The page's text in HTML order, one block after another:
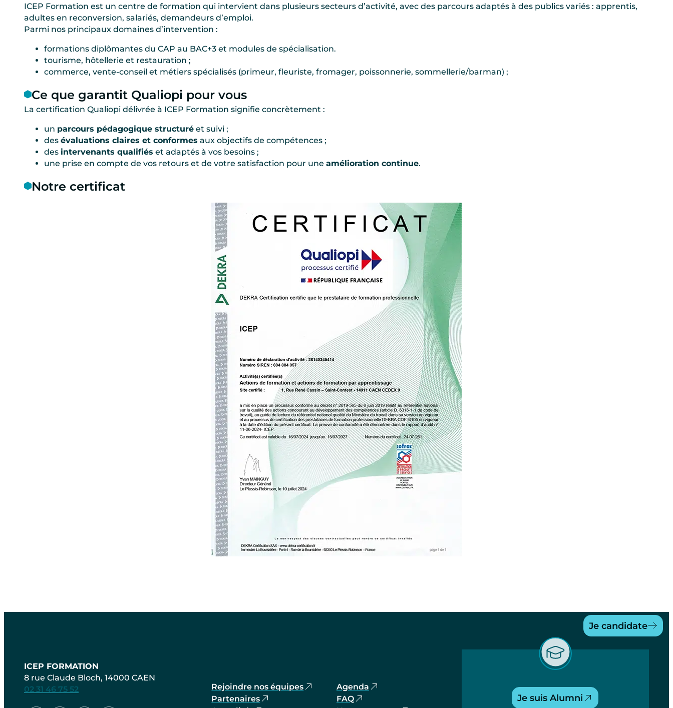
ICEP Formation est un centre de formation qui intervient dans plusieurs secteurs d’activité, avec des parcours adaptés à des publics variés : apprentis,
adultes en reconversion, salariés, demandeurs d’emploi.
Parmi nos principaux domaines d’intervention :
formations diplômantes du CAP au BAC+3 et modules de spécialisation.
tourisme, hôtellerie et restauration ;
commerce, vente-conseil et métiers spécialisés (primeur, fleuriste, fromager, poissonnerie, sommellerie/barman) ;
Ce que garantit Qualiopi pour vous
La certification Qualiopi délivrée à ICEP Formation signifie concrètement :
un parcours pédagogique structuré et suivi ;
des évaluations claires et conformes aux objectifs de compétences ;
des intervenants qualifiés et adaptés à vos besoins ;
une prise en compte de vos retours et de votre satisfaction pour une amélioration continue.
Notre certificat
Je candidate
ICEP FORMATION
8 rue Claude Bloch, 14000 CAEN
02 31 46 75 52
Rejoindre nos équipes
Partenaires
Agenda
FAQ
Je suis Alumni